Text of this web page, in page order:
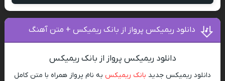
دانلود ریمیکس پرواز از بانک ریمیکس + متن آهنگ
دانلود ریمیکس پرواز از بانک ریمیکس
دانلود ریمیکس جدید بانک ریمیکس به نام پرواز همراه با متن کامل